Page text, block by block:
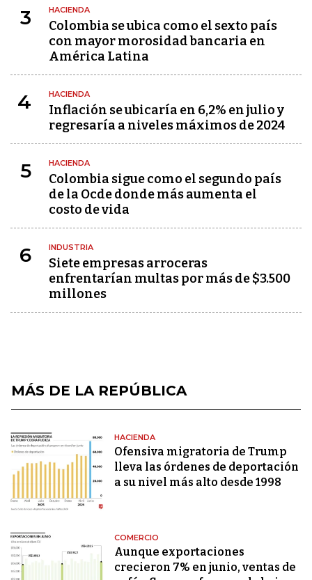
3 HACIENDA
Colombia se ubica como el sexto país
con mayor morosidad bancaria en
América Latina
4 HACIENDA
Inflación se ubicaría en 6,2% en julio y
regresaría a niveles máximos de 2024
5 HACIENDA
Colombia sigue como el segundo país
de la Ocde donde más aumenta el
costo de vida
6 INDUSTRIA
Siete empresas arroceras
enfrentarían multas por más de $3.500
millones
MÁS DE LA REPÚBLICA
HACIENDA
Ofensiva migratoria de Trump
lleva las órdenes de deportación
a su nivel más alto desde 1998
COMERCIO
Aunque exportaciones
crecieron 7% en junio, ventas de